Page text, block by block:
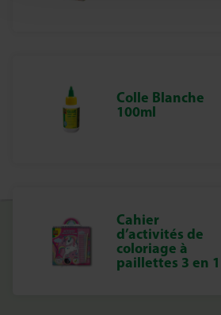
Colle Blanche
100ml
Cahier
d’activités de
coloriage à
paillettes 3 en 1